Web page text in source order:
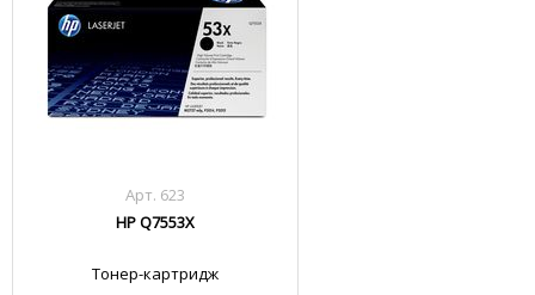
Арт. 623
HP Q7553X
Тонер-картридж